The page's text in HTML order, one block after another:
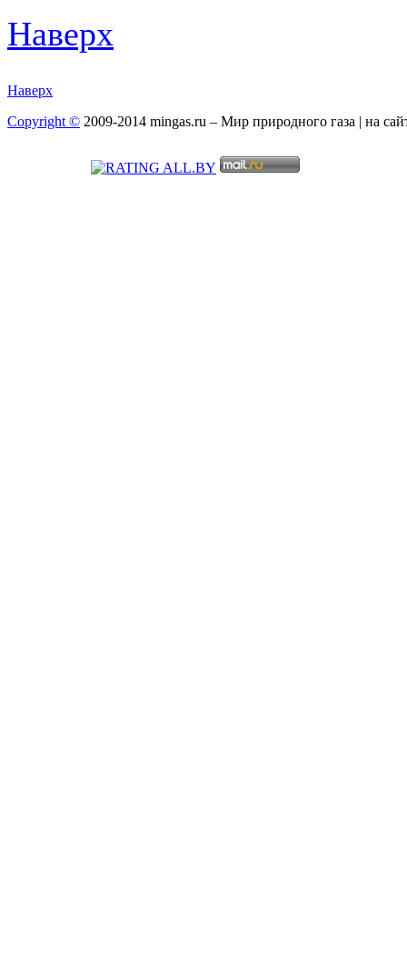
Наверх
Наверх
Copyright © 2009-2014 mingas.ru – Мир природного газа | на